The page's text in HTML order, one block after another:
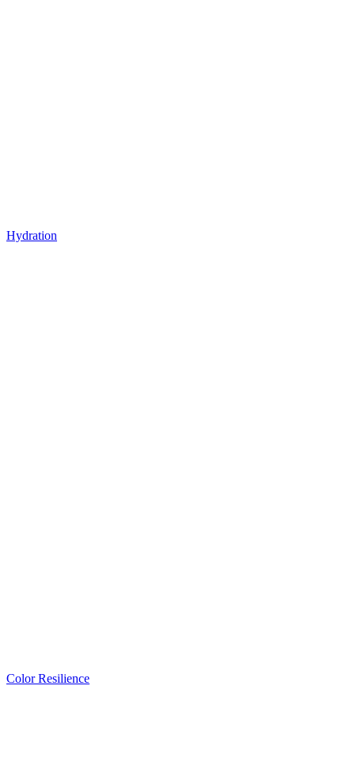
Hydration
Color Resilience